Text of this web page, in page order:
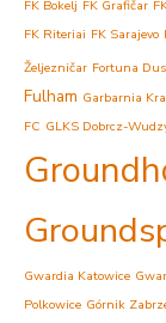
FK Bokelj FK Grafičar
FK Riteriai FK Sarajevo
Željezničar Fortuna
Fulham Garbarnia
FC GLKS Dobrcz-
Gwardia Katowice
Polkowice Górnik